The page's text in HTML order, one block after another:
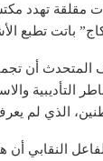
مقلقة تهدد
باتت تطبع
المتحدث أن
التأديبية
الذي لم
النقابي